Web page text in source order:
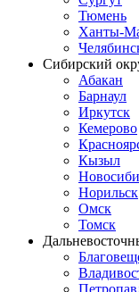
Тюмень
Ханты-
Сибирский
Абакан
Барнаул
Иркутск
Кемерово
Кызыл
Норильск
Омск
Томск